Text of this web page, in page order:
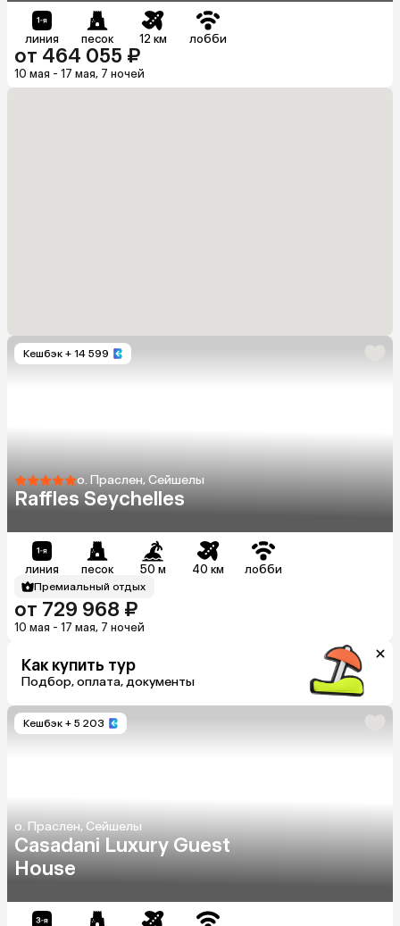
линия песок 12 км лобби
от 464 055 ₽
10 мая - 17 мая, 7 ночей
Кешбэк + 14 599
о. Праслен, Сейшелы
Raffles Seychelles
линия песок 50 м 40 км лобби
Премиальный отдых
от 729 968 ₽
10 мая - 17 мая, 7 ночей
Как купить тур
Подбор, оплата, документы
Кешбэк + 5 203
о. Праслен, Сейшелы
Casadani Luxury Guest
House